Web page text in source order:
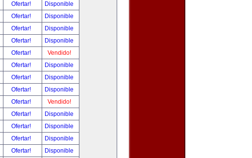
Ofertar!
Disponible
Ofertar!
Disponible
Ofertar!
Disponible
Ofertar!
Disponible
Ofertar!
Vendido!
Ofertar!
Disponible
Ofertar!
Disponible
Ofertar!
Disponible
Ofertar!
Vendido!
Ofertar!
Disponible
Ofertar!
Disponible
Ofertar!
Disponible
Ofertar!
Disponible